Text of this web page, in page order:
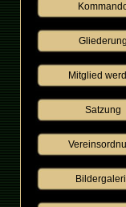
Gliederung
Mitglied
Satzung